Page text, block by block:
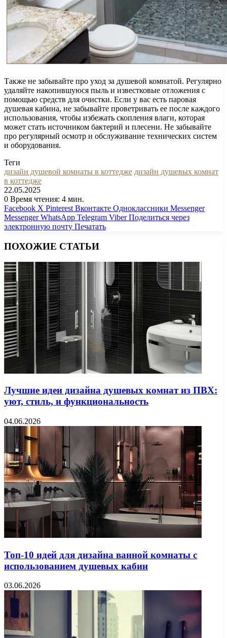
Также не забывайте про уход за душевой комнатой. Регулярно
удаляйте накопившуюся пыль и известковые отложения с
помощью средств для очистки. Если у вас есть паровая
душевая кабина, не забывайте проветривать ее после каждого
использования, чтобы избежать скопления влаги, которая
может стать источником бактерий и плесени. Не забывайте
про регулярный осмотр и обслуживание технических систем
и оборудования.
Теги
дизайн душевой комнаты в коттедже дизайн душевых комнат
в коттедже
22.05.2025
0 Время чтения: 4 мин.
Facebook X Pinterest Вконтакте Одноклассники Messenger
Messenger WhatsApp Telegram Viber Поделиться через
электронную почту Печатать
ПОХОЖИЕ СТАТЬИ
Лучшие идеи дизайна душевых комнат из ПВХ:
уют, стиль, и функциональность
04.06.2026
Топ-10 идей для дизайна ванной комнаты с
использованием душевых кабин
03.06.2026